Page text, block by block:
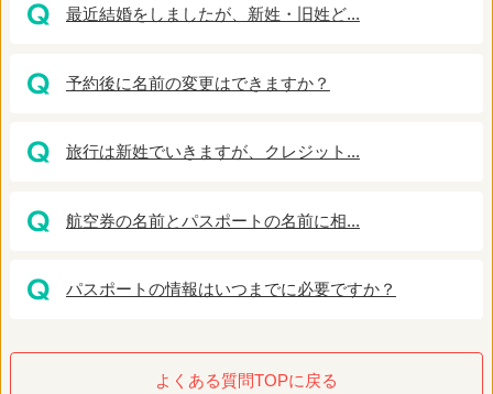
最近結婚をしましたが、新姓・旧姓ど...
予約後に名前の変更はできますか？
旅行は新姓でいきますが、クレジット...
航空券の名前とパスポートの名前に相...
パスポートの情報はいつまでに必要ですか？
よくある質問TOPに戻る